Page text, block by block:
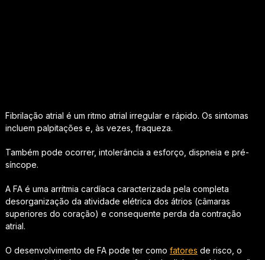
Fibrilação atrial é um ritmo atrial irregular e rápido. Os sintomas
incluem palpitações e, às vezes, fraqueza.
Também pode ocorrer, intolerância a esforço, dispneia e pré-
síncope.
A FA é uma arritmia cardíaca caracterizada pela completa
desorganização da atividade elétrica dos átrios (câmaras
superiores do coração) e consequente perda da contração
atrial.
O desenvolvimento de FA pode ter como fatores de risco, o